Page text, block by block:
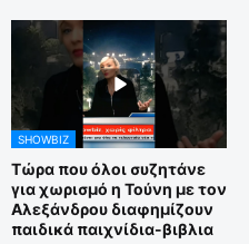
SHOWBIZ
Τώρα που όλοι συζητάνε
για χωρισμό η Τούνη με τον
Αλεξάνδρου διαφημίζουν
παιδικά παιχνίδια-βιβλια